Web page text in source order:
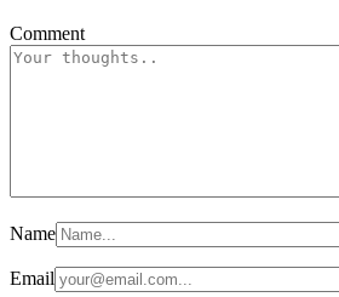
Comment
Name
Email